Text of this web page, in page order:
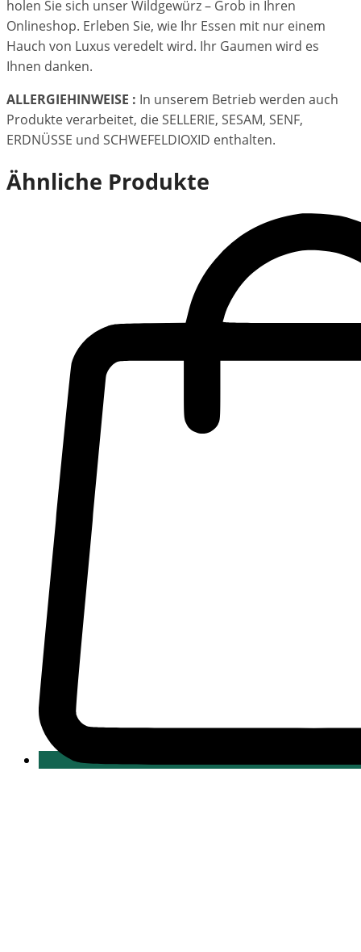
holen Sie sich unser Wildgewürz – Grob in Ihren
Onlineshop. Erleben Sie, wie Ihr Essen mit nur einem
Hauch von Luxus veredelt wird. Ihr Gaumen wird es
Ihnen danken.
ALLERGIEHINWEISE : In unserem Betrieb werden auch
Produkte verarbeitet, die SELLERIE, SESAM, SENF,
ERDNÜSSE und SCHWEFELDIOXID enthalten.
Ähnliche Produkte